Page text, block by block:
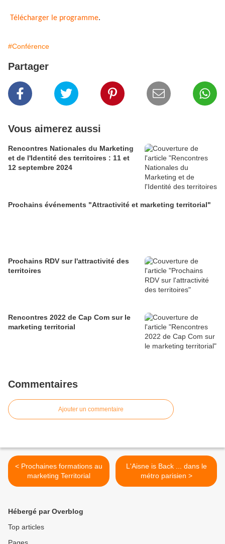
Télécharger le programme.
#Conférence
Partager
Vous aimerez aussi
Rencontres Nationales du Marketing
et de l'Identité des territoires : 11 et
12 septembre 2024
Prochains événements "Attractivité et marketing territorial"
Prochains RDV sur l'attractivité des
territoires
Rencontres 2022 de Cap Com sur le
marketing territorial
Commentaires
Ajouter un commentaire
< Prochaines formations au
marketing Territorial
L'Aisne is Back ... dans le
métro parisien >
Hébergé par Overblog
Top articles